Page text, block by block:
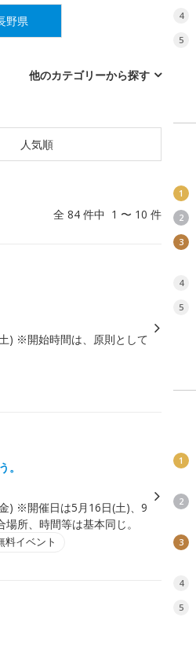
野県
他のカテゴリーから探す
人気順
全 84 件中 1 〜 10 件
) ※開始時間は、原則として
。
) ※開催日は5月16日(土)、9
所、時間等は基本同じ。
料イベント
4
5
1
2
3
4
5
1
2
3
4
5